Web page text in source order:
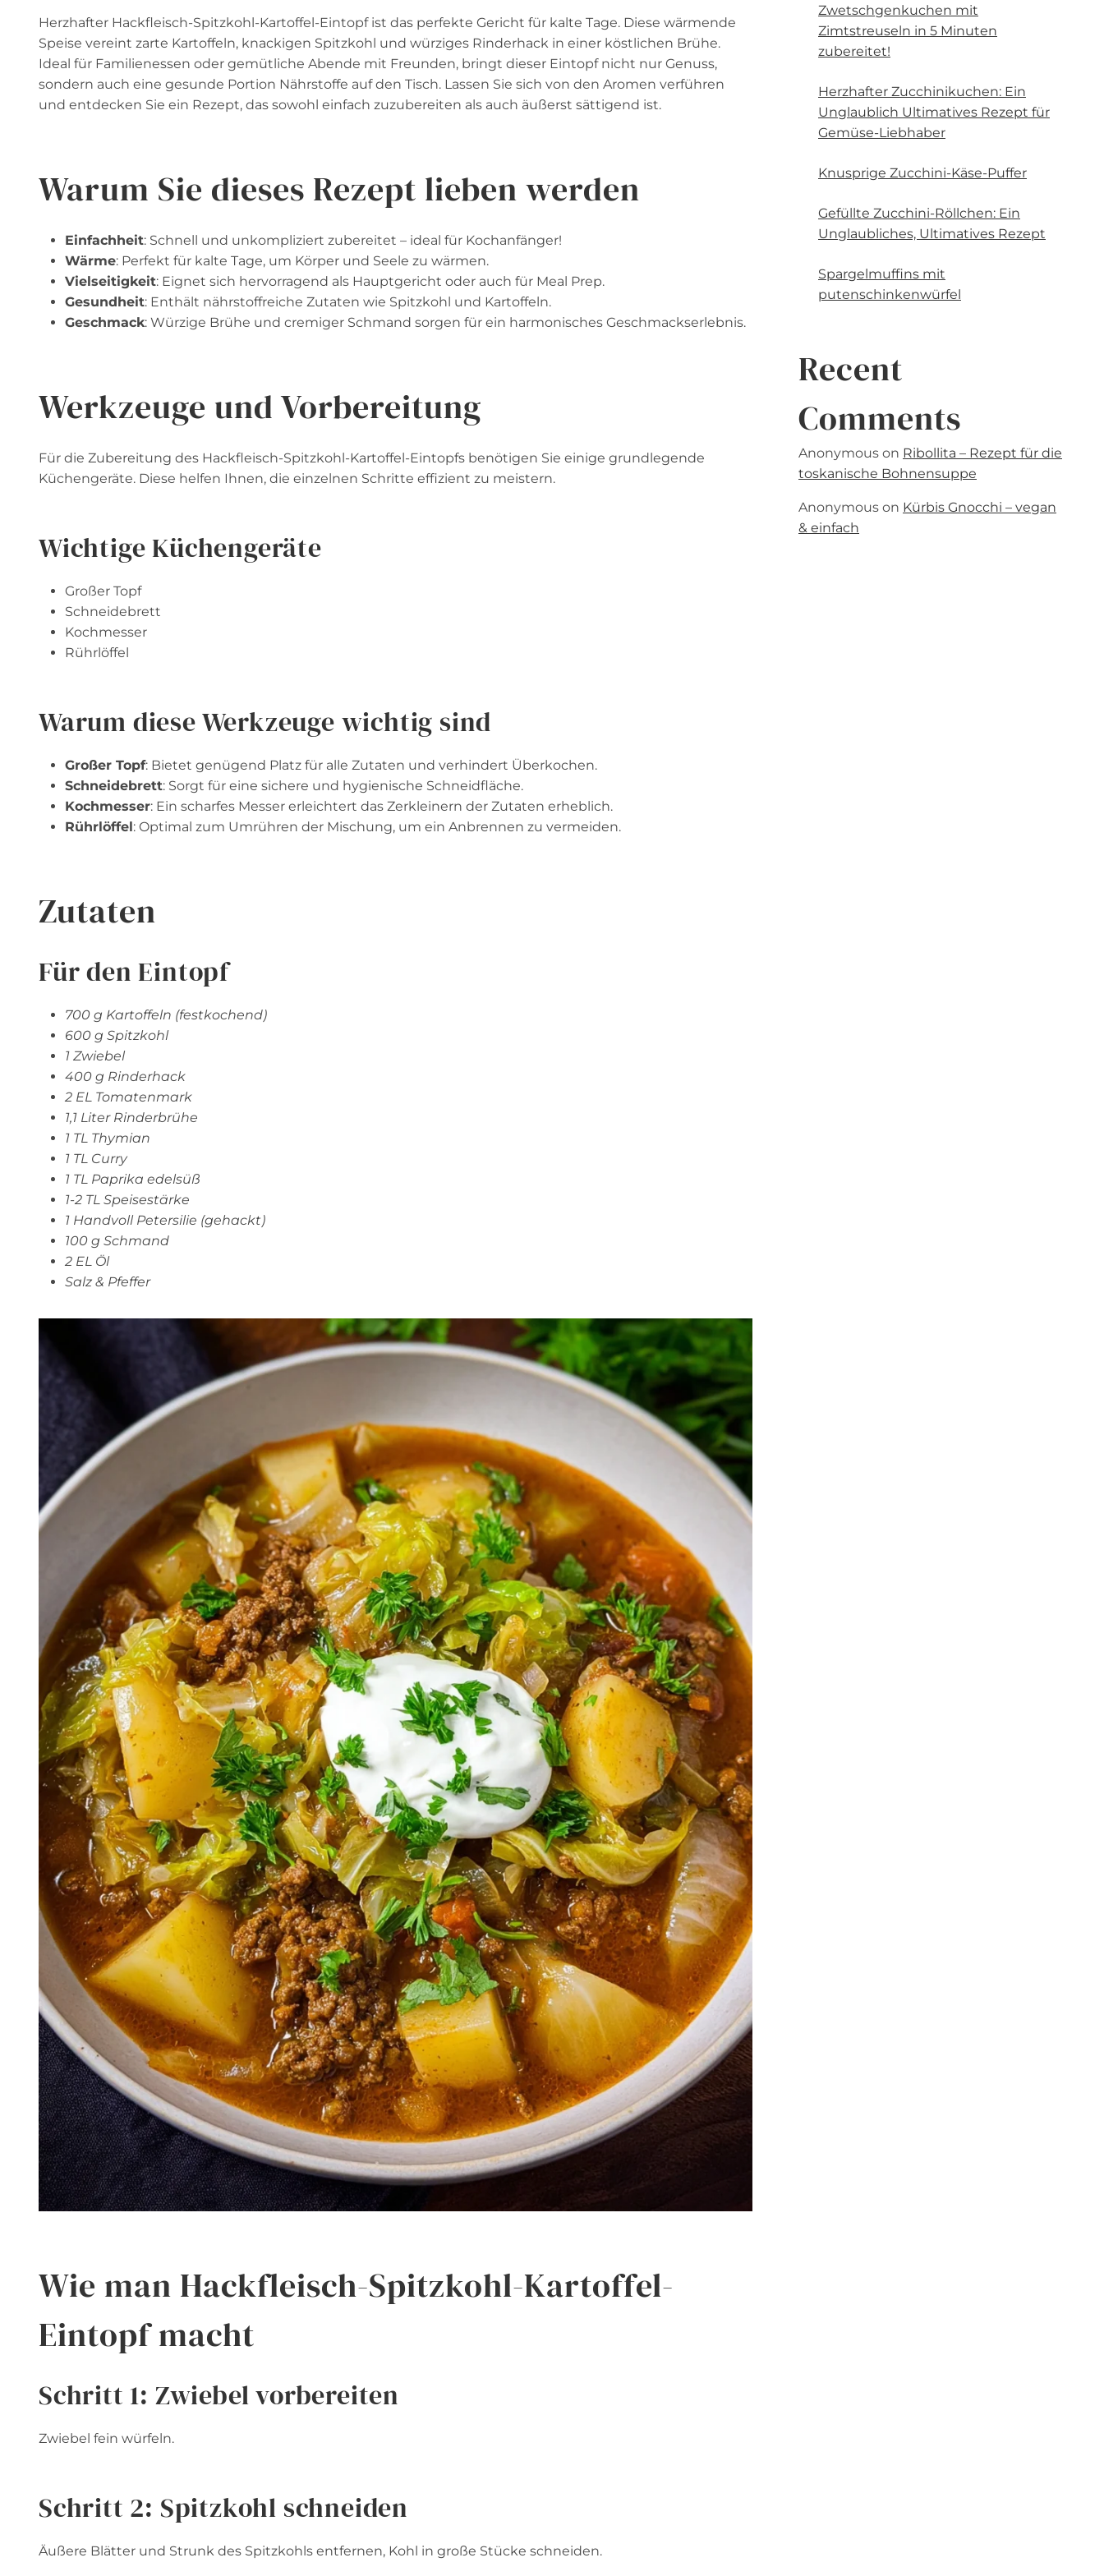
Herzhafter Hackfleisch-Spitzkohl-Kartoffel-Eintopf ist das perfekte Gericht für kalte Tage. Diese wärmende
Speise vereint zarte Kartoffeln, knackigen Spitzkohl und würziges Rinderhack in einer köstlichen Brühe.
Ideal für Familienessen oder gemütliche Abende mit Freunden, bringt dieser Eintopf nicht nur Genuss,
sondern auch eine gesunde Portion Nährstoffe auf den Tisch. Lassen Sie sich von den Aromen verführen
und entdecken Sie ein Rezept, das sowohl einfach zuzubereiten als auch äußerst sättigend ist.
Warum Sie dieses Rezept lieben werden
Einfachheit: Schnell und unkompliziert zubereitet – ideal für Kochanfänger!
Wärme: Perfekt für kalte Tage, um Körper und Seele zu wärmen.
Vielseitigkeit: Eignet sich hervorragend als Hauptgericht oder auch für Meal Prep.
Gesundheit: Enthält nährstoffreiche Zutaten wie Spitzkohl und Kartoffeln.
Geschmack: Würzige Brühe und cremiger Schmand sorgen für ein harmonisches Geschmackserlebnis.
Werkzeuge und Vorbereitung
Für die Zubereitung des Hackfleisch-Spitzkohl-Kartoffel-Eintopfs benötigen Sie einige grundlegende
Küchengeräte. Diese helfen Ihnen, die einzelnen Schritte effizient zu meistern.
Wichtige Küchengeräte
Großer Topf
Schneidebrett
Kochmesser
Rührlöffel
Warum diese Werkzeuge wichtig sind
Großer Topf: Bietet genügend Platz für alle Zutaten und verhindert Überkochen.
Schneidebrett: Sorgt für eine sichere und hygienische Schneidfläche.
Kochmesser: Ein scharfes Messer erleichtert das Zerkleinern der Zutaten erheblich.
Rührlöffel : Optimal zum Umrühren der Mischung, um ein Anbrennen zu vermeiden.
Zutaten
Für den Eintopf
700 g Kartoffeln (festkochend)
600 g Spitzkohl
1 Zwiebel
400 g Rinderhack
2 EL Tomatenmark
1,1 Liter Rinderbrühe
1 TL Thymian
1 TL Curry
1 TL Paprika edelsüß
1-2 TL Speisestärke
1 Handvoll Petersilie (gehackt)
100 g Schmand
2 EL Öl
Salz & Pfeffer
Wie man Hackfleisch-Spitzkohl-Kartoffel-
Eintopf macht
Schritt 1: Zwiebel vorbereiten
Zwiebel fein würfeln.
Schritt 2: Spitzkohl schneiden
Äußere Blätter und Strunk des Spitzkohls entfernen, Kohl in große Stücke schneiden.
Zwetschgenkuchen mit
Zimtstreuseln in 5 Minuten
zubereitet!
Herzhafter Zucchinikuchen: Ein
Unglaublich Ultimatives Rezept für
Gemüse-Liebhaber
Knusprige Zucchini-Käse-Puffer
Gefüllte Zucchini-Röllchen: Ein
Unglaubliches, Ultimatives Rezept
Spargelmuffins mit
putenschinkenwürfel
Recent
Comments
Anonymous on Ribollita – Rezept für die
toskanische Bohnensuppe
Anonymous on Kürbis Gnocchi – vegan
& einfach